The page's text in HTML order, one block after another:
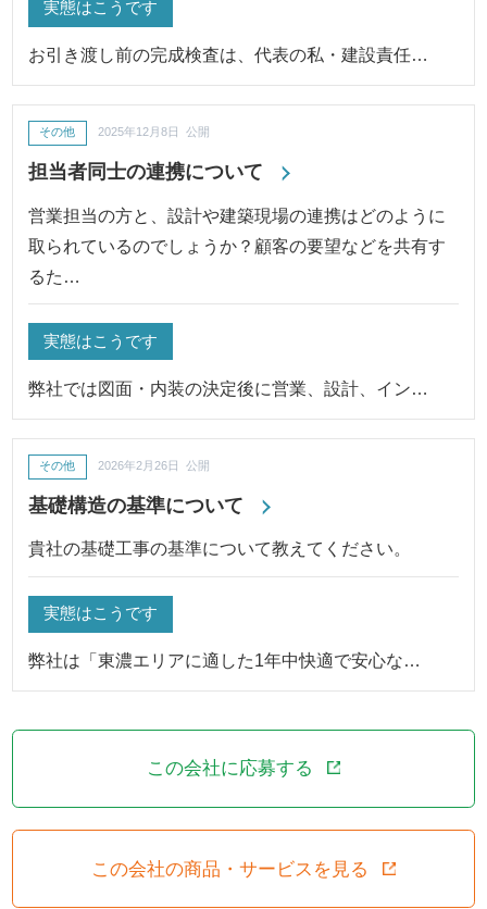
実態はこうです
お引き渡し前の完成検査は、代表の私・建設責任…
担当者同士の連携について
その他 2025年12月8日 公開
営業担当の方と、設計や建築現場の連携はどのように
取られているのでしょうか？顧客の要望などを共有す
るた…
実態はこうです
弊社では図面・内装の決定後に営業、設計、イン…
基礎構造の基準について
その他 2026年2月26日 公開
貴社の基礎工事の基準について教えてください。
実態はこうです
弊社は「東濃エリアに適した1年中快適で安心な…
この会社に応募する
この会社の商品・サービスを見る